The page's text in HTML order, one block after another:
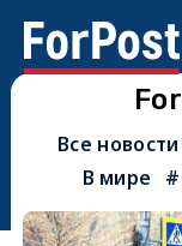
Все новости
В мире